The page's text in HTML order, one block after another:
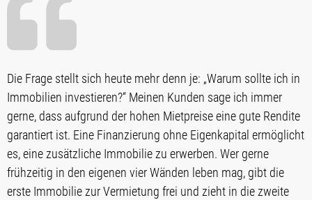
Die Frage stellt sich heute mehr denn je: „Warum sollte ich in
Immobilien investieren?“ Meinen Kunden sage ich immer
gerne, dass aufgrund der hohen Mietpreise eine gute Rendite
garantiert ist. Eine Finanzierung ohne Eigenkapital ermöglicht
es, eine zusätzliche Immobilie zu erwerben. Wer gerne
frühzeitig in den eigenen vier Wänden leben mag, gibt die
erste Immobilie zur Vermietung frei und zieht in die zweite